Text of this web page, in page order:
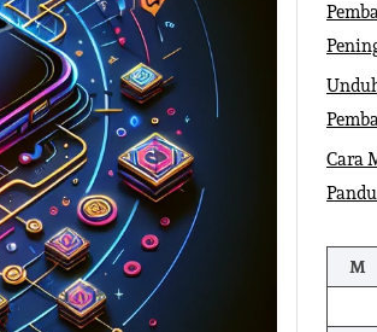
Cara
M